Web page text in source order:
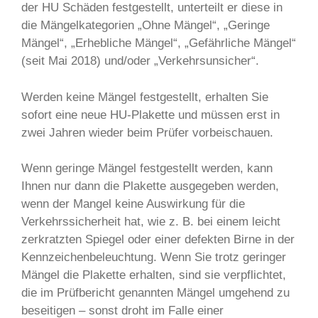
der HU Schäden festgestellt, unterteilt er diese in
die Mängelkategorien „Ohne Mängel“, „Geringe
Mängel“, „Erhebliche Mängel“, „Gefährliche Mängel“
(seit Mai 2018) und/oder „Verkehrsunsicher“.
Werden keine Mängel festgestellt, erhalten Sie
sofort eine neue HU-Plakette und müssen erst in
zwei Jahren wieder beim Prüfer vorbeischauen.
Wenn geringe Mängel festgestellt werden, kann
Ihnen nur dann die Plakette ausgegeben werden,
wenn der Mangel keine Auswirkung für die
Verkehrssicherheit hat, wie z. B. bei einem leicht
zerkratzten Spiegel oder einer defekten Birne in der
Kennzeichenbeleuchtung. Wenn Sie trotz geringer
Mängel die Plakette erhalten, sind sie verpflichtet,
die im Prüfbericht genannten Mängel umgehend zu
beseitigen – sonst droht im Falle einer